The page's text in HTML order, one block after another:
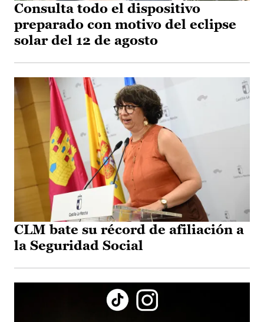
Consulta todo el dispositivo
preparado con motivo del eclipse
solar del 12 de agosto
CLM bate su récord de afiliación a
la Seguridad Social